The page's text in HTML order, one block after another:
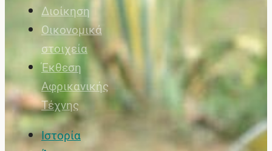
Διοίκηση
Οικονομικά
στοιχεία
Έκθεση
Αφρικανικής
Τέχνης
Ιστορία